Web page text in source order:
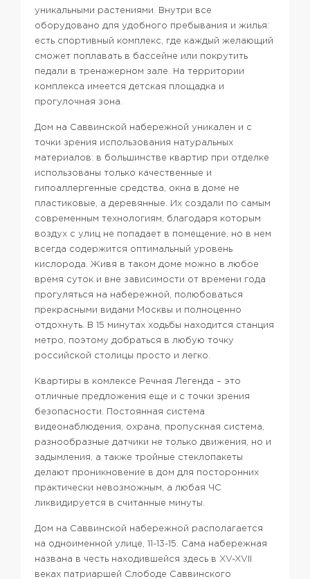
уникальными растениями. Внутри все
оборудовано для удобного пребывания и жилья:
есть спортивный комплекс, где каждый желающий
сможет поплавать в бассейне или покрутить
педали в тренажерном зале. На территории
комплекса имеется детская площадка и
прогулочная зона.
Дом на Саввинской набережной уникален и с
точки зрения использования натуральных
материалов: в большинстве квартир при отделке
использованы только качественные и
гипоаллергенные средства, окна в доме не
пластиковые, а деревянные. Их создали по самым
современным технологиям, благодаря которым
воздух с улиц не попадает в помещение, но в нем
всегда содержится оптимальный уровень
кислорода.
Живя в таком доме можно в любое
время суток и вне зависимости от времени года
прогуляться на набережной, полюбоваться
прекрасными видами Москвы и полноценно
отдохнуть. В 15 минутах ходьбы находится станция
метро, поэтому добраться в любую точку
российской столицы просто и легко.
Квартиры в комлексе Речная Легенда – это
отличные предложения еще и с точки зрения
безопасности. Постоянная система
видеонаблюдения, охрана, пропускная система,
разнообразные датчики не только движения, но и
задымления, а также тройные стеклопакеты
делают проникновение в дом для посторонних
практически невозможным, а любая ЧС
ликвидируется в считанные минуты.
Дом на Саввинской набережной располагается
на одноименной улице, 11-13-15. Сама набережная
названа в честь находившейся здесь в XV-XVII
веках патриаршей Слободе Саввинского